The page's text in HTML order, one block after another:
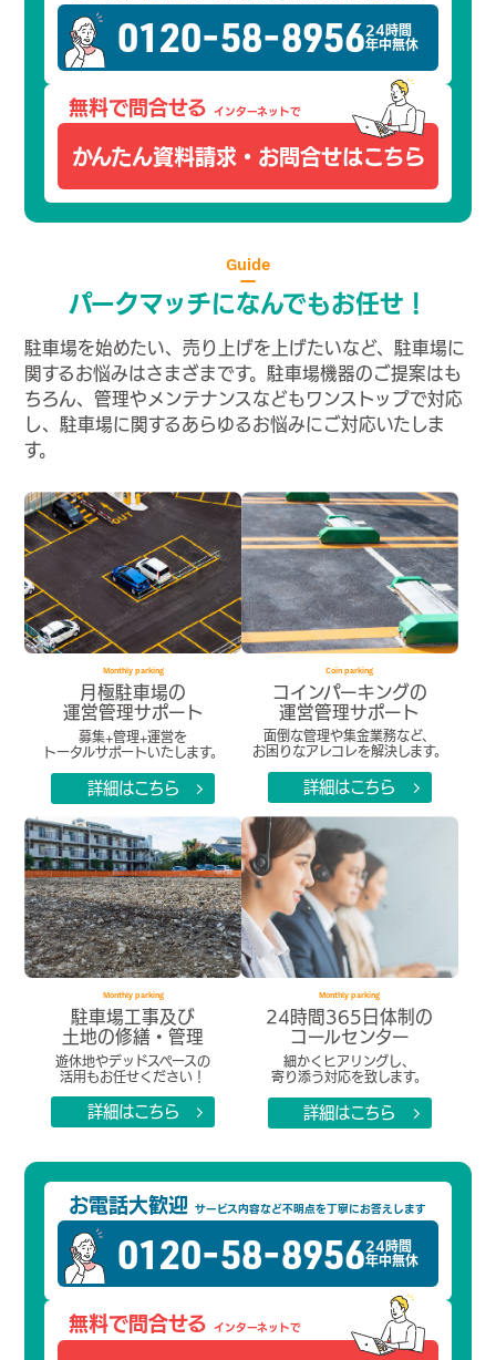
0120-58-895624時間
年中無休
無料で問合せる インターネットで
かんたん資料請求・ お問合せはこちら
Guide
パークマッチになんでもお任せ！
駐車場を始めたい、売り上げを上げたいなど、駐車場に
関するお悩みはさまざまです。駐車場機器のご提案はも
ちろん、管理やメンテナンスなどもワンストップで対応
し、駐車場に関するあらゆるお悩みにご対応いたしま
す。
Monthly parking
月極駐車場の
運営管理サポート
募集+管理+運営を
トータルサポートいたします。
詳細はこちら arrow_forward_ios
Coin parking
コインパーキングの
運営管理サポート
面倒な管理や集金業務など、
お困りなアレコレを解決します。
詳細はこちら arrow_forward_ios
Monthly parking
駐車場工事及び
土地の修繕・管理
遊休地やデッドスペースの
活用もお任せください！
詳細はこちら arrow_forward_ios
Monthly parking
24時間365日体制の
コールセンター
細かくヒアリングし、
寄り添う対応を致します。
詳細はこちら arrow_forward_ios
お電話大歓迎 サービス内容など不明点を丁寧にお答えします
0120-58-895624時間
年中無休
無料で問合せる インターネットで